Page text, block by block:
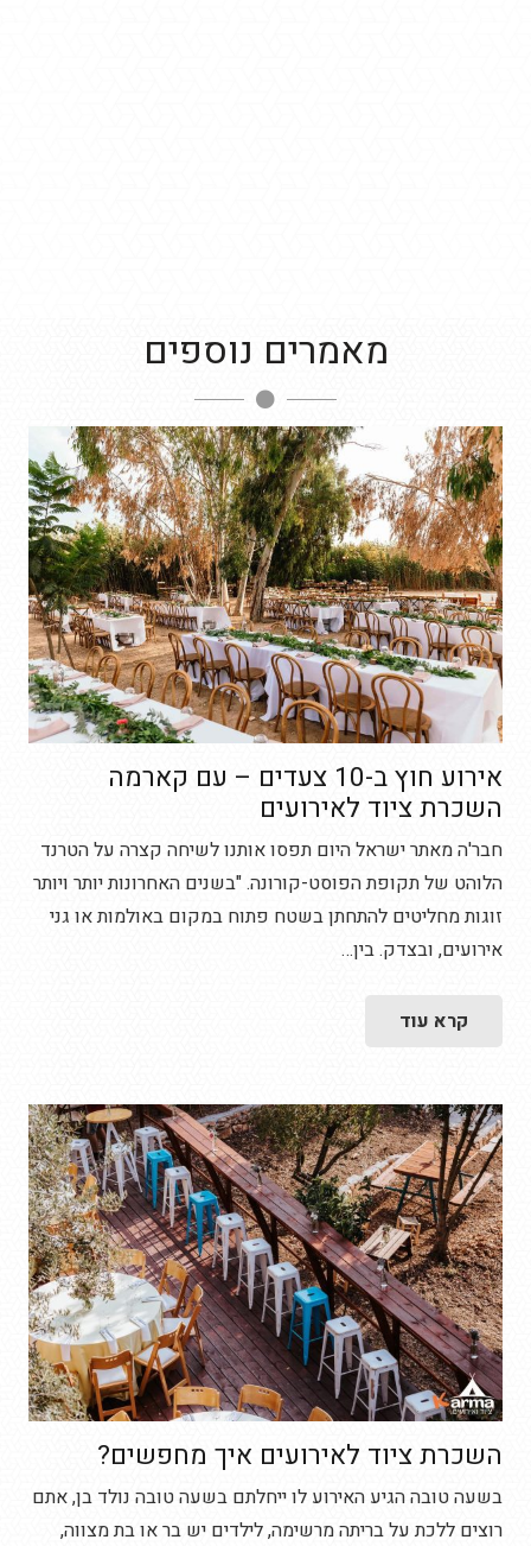
מאמרים נוספים
אירוע חוץ ב-10 צעדים – עם קארמה
השכרת ציוד לאירועים
חבר'ה מאתר ישראל היום תפסו אותנו לשיחה קצרה על הטרנד
הלוהט של תקופת הפוסט-קורונה. "בשנים האחרונות יותר ויותר
זוגות מחליטים להתחתן בשטח פתוח במקום באולמות או גני
אירועים, ובצדק. בין…
קרא עוד
השכרת ציוד לאירועים איך מחפשים?
בשעה טובה הגיע האירוע לו ייחלתם בשעה טובה נולד בן, אתם
רוצים ללכת על בריתה מרשימה, לילדים יש בר או בת מצווה,